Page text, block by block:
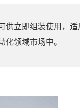
立即组装使用，
领域市场中。